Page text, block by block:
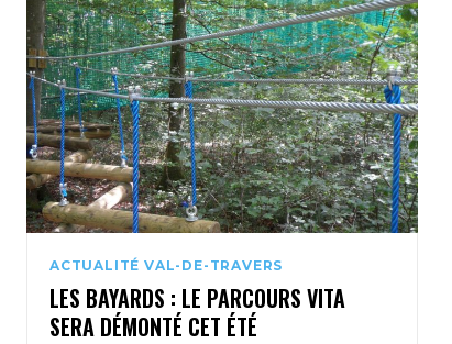
ACTUALITÉ VAL-DE-TRAVERS
LES BAYARDS : LE PARCOURS VITA
SERA DÉMONTÉ CET ÉTÉ